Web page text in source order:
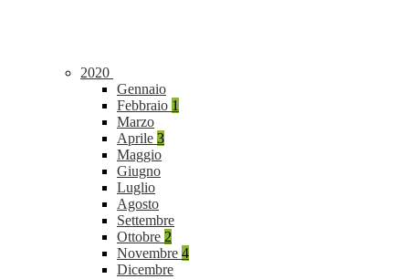
2020
Gennaio
Febbraio 1
Marzo
Aprile 3
Maggio
Giugno
Luglio
Agosto
Settembre
Ottobre 2
Novembre 4
Dicembre